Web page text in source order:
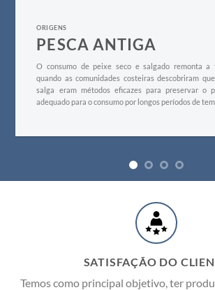
ORIGENS
PESCA ANTIGA
O consumo de peixe seco e salgado remonta a
quando as comunidades costeiras descobriram
salga eram métodos eficazes para preservar o
adequado para o consumo por longos períodos de
SATISFAÇÃO DO
Temos como principal objetivo, ter